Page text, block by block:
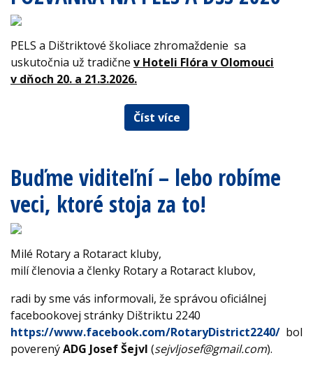
PELS a Dištriktové školiace zhromaždenie sa
uskutočnia už tradične v Hoteli Flóra v Olomouci
v dňoch 20. a 21.3.2026.
Číst více
Buďme viditeľní – lebo robíme
veci, ktoré stoja za to!
Milé Rotary a Rotaract kluby,
milí členovia a členky Rotary a Rotaract klubov,
radi by sme vás informovali, že správou oficiálnej
facebookovej stránky Dištriktu 2240
https://www.facebook.com/RotaryDistrict2240/ bol
poverenýADG Josef Šejvl (sejvljosef@gmail.com).